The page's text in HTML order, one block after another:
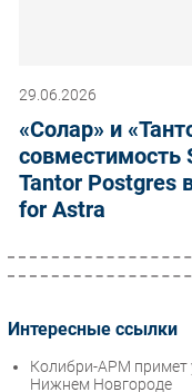
29.06.2026
«Солар» и
совместимость
Tantor Postgres
for Astra
Интересные ссылки
Колибри-АРМ примет
Нижнем Новгороде